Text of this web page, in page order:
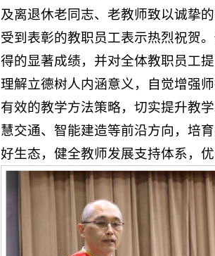
及离退休老同志、老教师致以诚挚
受到表彰的教职员工表示热烈祝贺
得的显著成绩，并对全体教职员工
理解立德树人内涵意义，自觉增强
有效的教学方法策略，切实提升教
慧交通、智能建造等前沿方向，培
好生态，健全教师发展支持体系，